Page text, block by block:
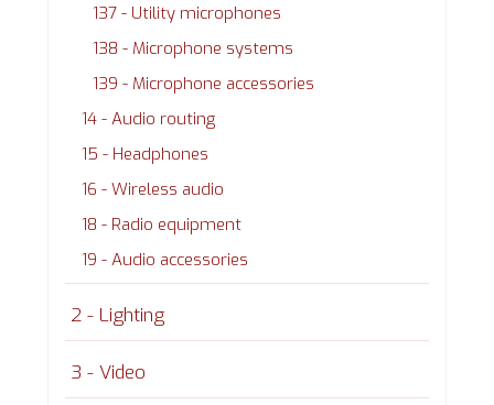
137 - Utility microphones
138 - Microphone systems
139 - Microphone accessories
14 - Audio routing
15 - Headphones
16 - Wireless audio
18 - Radio equipment
19 - Audio accessories
2 - Lighting
3 - Video